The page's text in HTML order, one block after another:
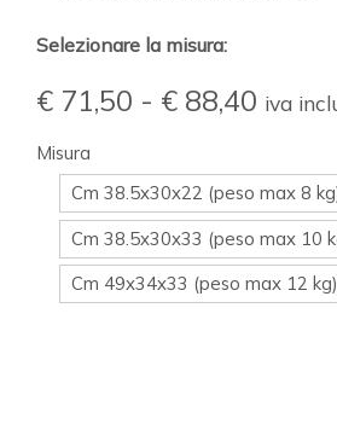
Selezionare la misura:
€ 71,50 - € 88,40 iva
Misura
Cm 38.5x30x22 (peso max 8
Cm 38.5x30x33 (peso max 10
Cm 49x34x33 (peso max 12 kg)